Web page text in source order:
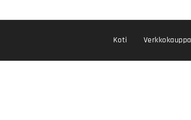
Koti Verkkokauppa